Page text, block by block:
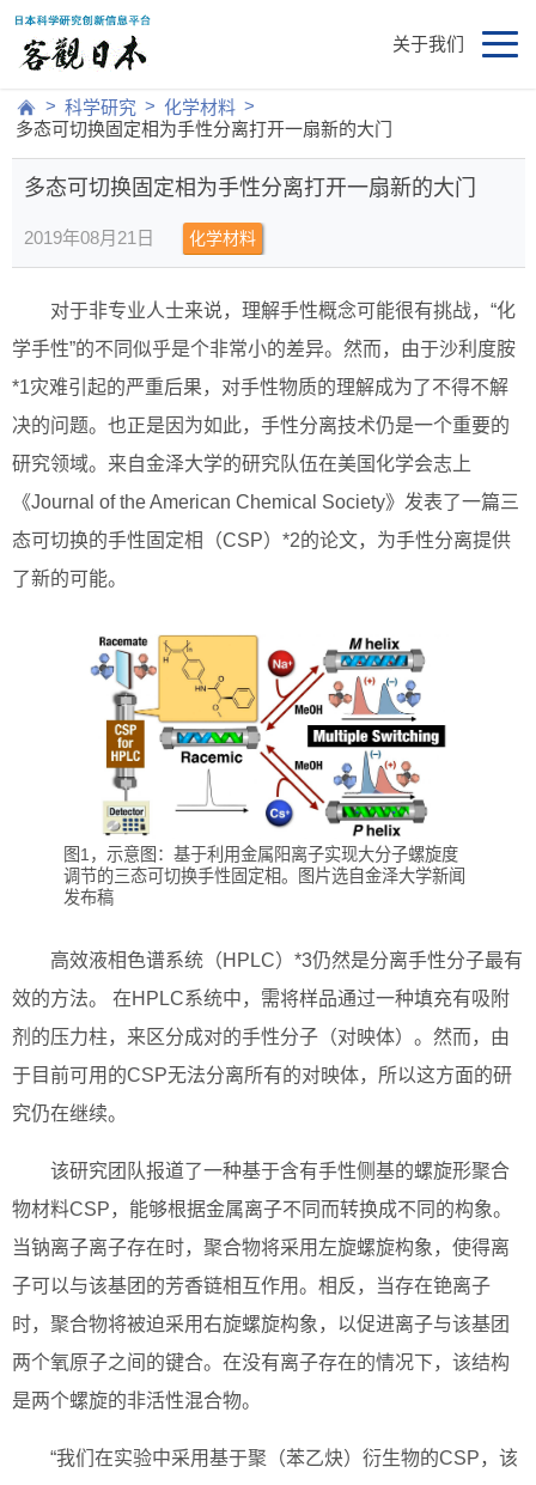
关于我们
> 科学研究 > 化学材料 >
多态可切换固定相为手性分离打开一扇新的大门
多态可切换固定相为手性分离打开一扇新的大门
2019年08月21日 化学材料
对于非专业人士来说，理解手性概念可能很有挑战，“化
学手性”的不同似乎是个非常小的差异。然而，由于沙利度胺
*1灾难引起的严重后果，对手性物质的理解成为了不得不解
决的问题。也正是因为如此，手性分离技术仍是一个重要的
研究领域。来自金泽大学的研究队伍在美国化学会志上
《Journal of the American Chemical Society》发表了一篇三
态可切换的手性固定相（CSP）*2的论文，为手性分离提供
了新的可能。
图1，示意图：基于利用金属阳离子实现大分子螺旋度
调节的三态可切换手性固定相。图片选自金泽大学新闻
发布稿
高效液相色谱系统（HPLC）*3仍然是分离手性分子最有
效的方法。 在HPLC系统中，需将样品通过一种填充有吸附
剂的压力柱，来区分成对的手性分子（对映体）。然而，由
于目前可用的CSP无法分离所有的对映体，所以这方面的研
究仍在继续。
该研究团队报道了一种基于含有手性侧基的螺旋形聚合
物材料CSP，能够根据金属离子不同而转换成不同的构象。
当钠离子离子存在时，聚合物将采用左旋螺旋构象，使得离
子可以与该基团的芳香链相互作用。相反，当存在铯离子
时，聚合物将被迫采用右旋螺旋构象，以促进离子与该基团
两个氧原子之间的键合。在没有离子存在的情况下，该结构
是两个螺旋的非活性混合物。
“我们在实验中采用基于聚（苯乙炔）衍生物的CSP，该